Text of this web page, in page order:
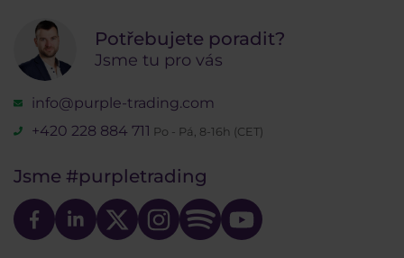
Potřebujete poradit?
Jsme tu pro vás
info@purple-trading.com
+420 228 884 711 Po - Pá, 8-16h (CET)
Jsme #purpletrading